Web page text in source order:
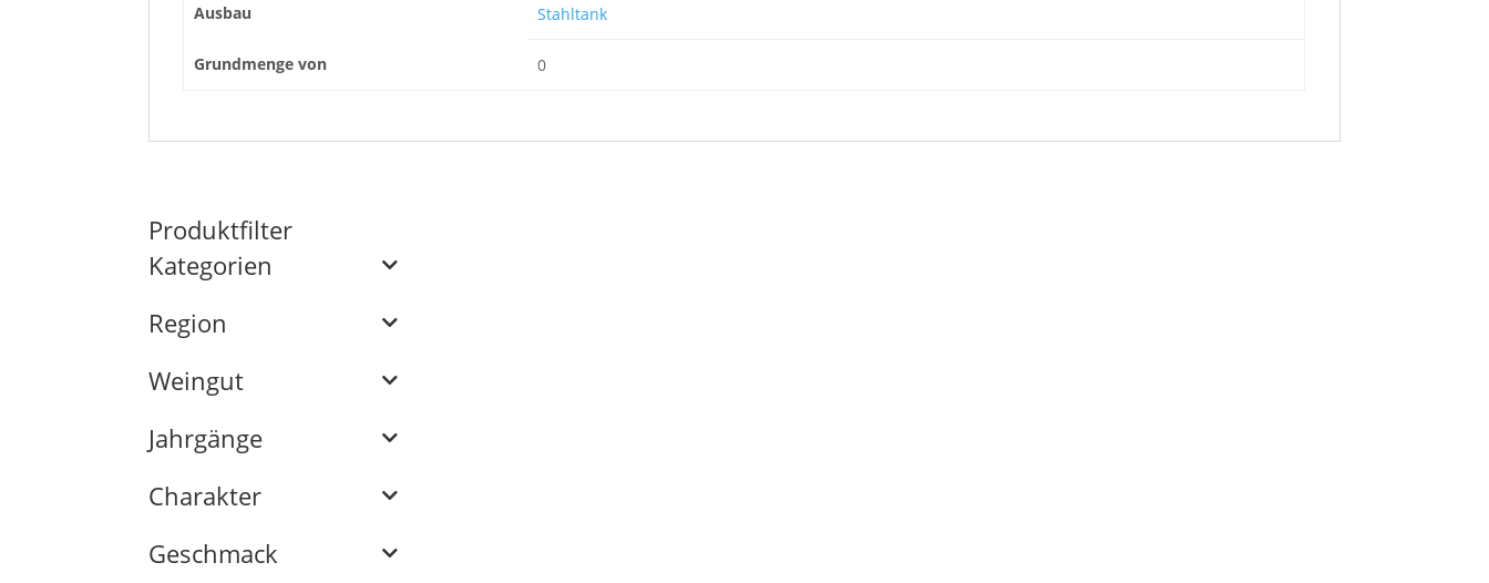
Ausbau Stahltank
Grundmenge von 0
Produktfilter
Kategorien
Region
Weingut
Jahrgänge
Charakter
Geschmack